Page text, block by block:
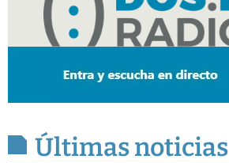
Últimas noticias